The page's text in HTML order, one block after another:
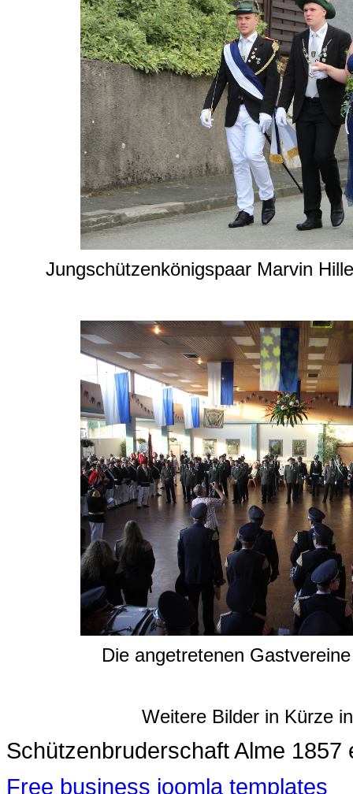
Jungschützenkönigspaar Marvin
Die angetretenen
Weitere Bilder in Kürze
Schützenbruderschaft Alme 1857
Free business joomla templates